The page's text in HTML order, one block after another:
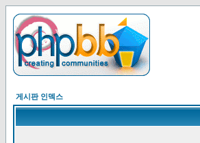
게시판 인덱스